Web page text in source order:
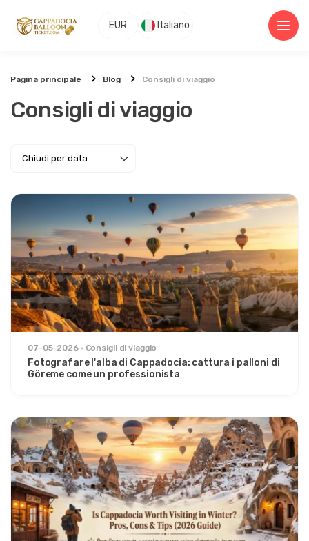
EUR Italiano
Pagina principale Blog Consigli di viaggio
Consigli di viaggio
07-05-2026 Consigli di viaggio
Fotografare l'alba di Cappadocia: cattura i palloni di
Göreme come un professionista